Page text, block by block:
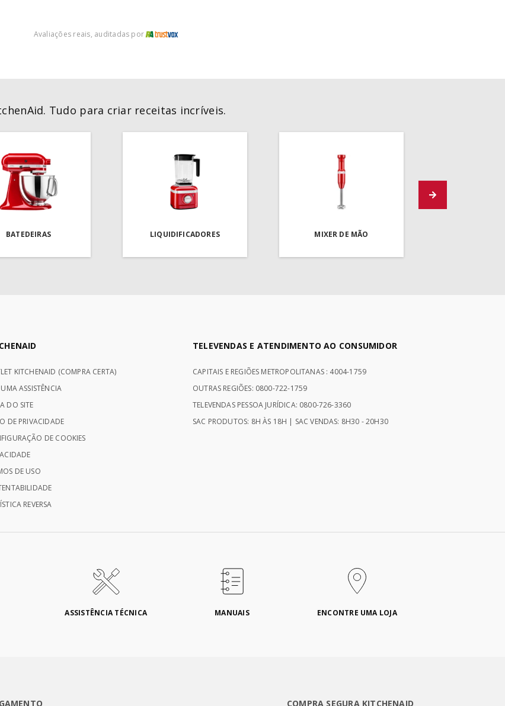
Avaliações reais, auditadas por
Tudo para criar receitas incríveis.
BATEDEIRAS LIQUIDIFICADORES MIXER DE MÃO
KITCHENAID (COMPRA CERTA)
UMA ASSISTÊNCIA
DO SITE
DE PRIVACIDADE
DE COOKIES
DE USO
REVERSA
TELEVENDAS E ATENDIMENTO AO CONSUMIDOR
CAPITAIS E REGIÕES METROPOLITANAS : 4004-1759
OUTRAS REGIÕES: 0800-722-1759
TELEVENDAS PESSOA JURÍDICA: 0800-726-3360
SAC PRODUTOS: 8H ÀS 18H | SAC VENDAS: 8H30 - 20H30
ASSISTÊNCIA TÉCNICA MANUAIS ENCONTRE UMA LOJA
COMPRA SEGURA KITCHENAID